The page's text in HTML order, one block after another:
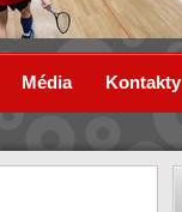
Média Kontakty